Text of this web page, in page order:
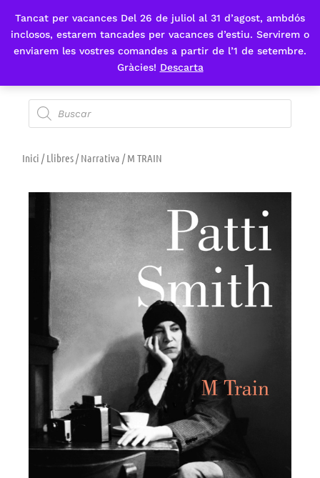
Tancat per vacances Del 26 de juliol al 31 d’agost, ambdós
inclosos, estarem tancades per vacances d’estiu. Servirem o
enviarem les vostres comandes a partir de l’1 de setembre.
Gràcies! Descarta
Fes-te'n sòcia
Inici /Llibres/Narrativa / M TRAIN